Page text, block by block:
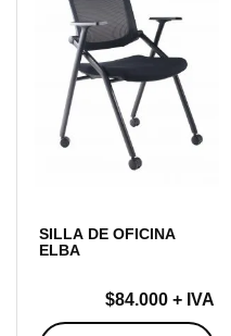
SILLA DE OFICINA
ELBA
$84.000 + IVA